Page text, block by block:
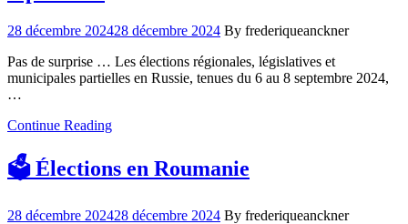
28 décembre 202428 décembre 2024 By frederiqueanckner
Pas de surprise … Les élections régionales, législatives et
municipales partielles en Russie, tenues du 6 au 8 septembre 2024,
…
Continue Reading
🗳️ Élections en Roumanie
28 décembre 202428 décembre 2024 By frederiqueanckner